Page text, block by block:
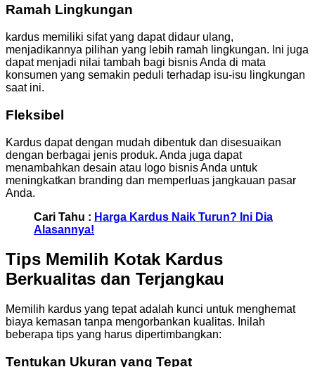
Ramah Lingkungan
kardus memiliki sifat yang dapat didaur ulang,
menjadikannya pilihan yang lebih ramah lingkungan. Ini juga
dapat menjadi nilai tambah bagi bisnis Anda di mata
konsumen yang semakin peduli terhadap isu-isu lingkungan
saat ini.
Fleksibel
Kardus dapat dengan mudah dibentuk dan disesuaikan
dengan berbagai jenis produk. Anda juga dapat
menambahkan desain atau logo bisnis Anda untuk
meningkatkan branding dan memperluas jangkauan pasar
Anda.
Cari Tahu : Harga Kardus Naik Turun? Ini Dia
Alasannya!
Tips Memilih Kotak Kardus
Berkualitas dan Terjangkau
Memilih kardus yang tepat adalah kunci untuk menghemat
biaya kemasan tanpa mengorbankan kualitas. Inilah
beberapa tips yang harus dipertimbangkan:
Tentukan Ukuran yang Tepat